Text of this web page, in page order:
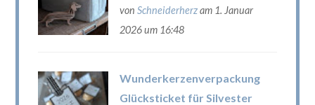
von Schneiderherzam 1. Januar
2026 um 16:48
Wunderkerzenverpackung
Glücksticket für Silvester